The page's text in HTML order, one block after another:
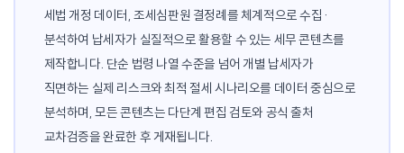
세법 개정 데이터, 조세심판원 결정례를 체계적으로 수집·
분석하여 납세자가 실질적으로 활용할 수 있는 세무 콘텐츠를
제작합니다. 단순 법령 나열 수준을 넘어 개별 납세자가
직면하는 실제 리스크와 최적 절세 시나리오를 데이터 중심으로
분석하며, 모든 콘텐츠는 다단계 편집 검토와 공식 출처
교차검증을 완료한 후 게재됩니다.